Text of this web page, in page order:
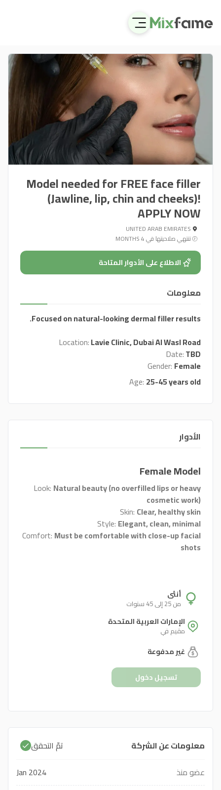
Model needed for FREE face filler
(Jawline, lip, chin and cheeks)!
APPLY NOW
UNITED ARAB EMIRATES
تنتهي صلاحيتها في 4 MONTHS
الاطلاع على الأدوار المتاحة
معلومات
Focused on natural-looking dermal filler results.
Location:Lavie Clinic, Dubai Al Wasl Road
Date:TBD
Gender: Female
Age: 25-45 years old
الأدوار
Female Model
Look: Natural beauty (no overfilled lips or heavy
cosmetic work)
Skin: Clear, healthy skin
Style: Elegant, clean, minimal
Comfort: Must be comfortable with close-up facial
shots
أنثى
من 25 إلى 45 سنوات
الإمارات العربية المتحدة
مقيم في
غير مدفوعة
تسجيل دخول
معلومات عن الشركة
تمّ التحقق
عضو منذ
Jan 2024